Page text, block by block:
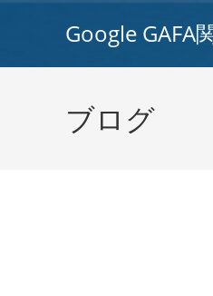
Google GAFA
ブログ